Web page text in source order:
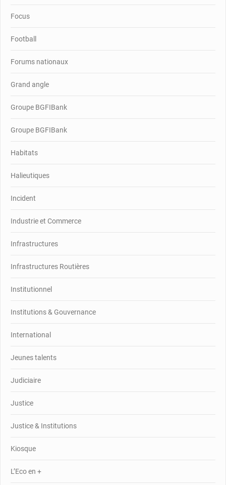
Focus
Football
Forums nationaux
Grand angle
Groupe BGFIBank
Groupe BGFIBank
Habitats
Halieutiques
Incident
Industrie et Commerce
Infrastructures
Infrastructures Routières
Institutionnel
Institutions & Gouvernance
International
Jeunes talents
Judiciaire
Justice
Justice & Institutions
Kiosque
L’Eco en +